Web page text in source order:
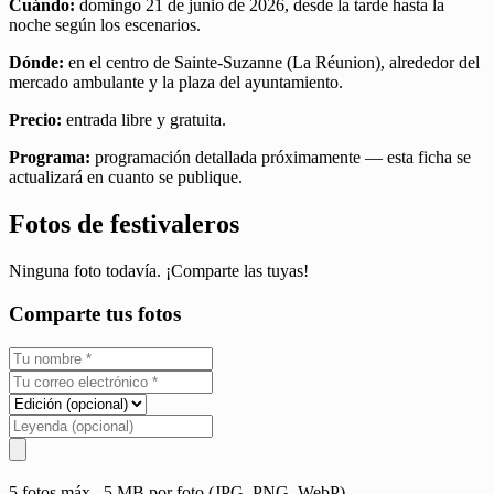
Cuándo: domingo 21 de junio de 2026, desde la tarde hasta la
noche según los escenarios.
Dónde: en el centro de Sainte-Suzanne (La Réunion), alrededor del
mercado ambulante y la plaza del ayuntamiento.
Precio: entrada libre y gratuita.
Programa: programación detallada próximamente — esta ficha se
actualizará en cuanto se publique.
Fotos de festivaleros
Ninguna foto todavía. ¡Comparte las tuyas!
Comparte tus fotos